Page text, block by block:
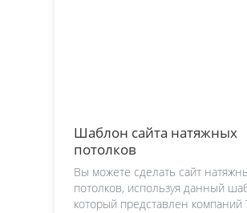
Шаблон сайта натяжных
потолков
Вы можете сделать сайт
потолков, используя данный
который представлен компаний